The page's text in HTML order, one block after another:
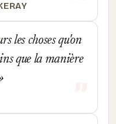
les choses qu'on
que la manière